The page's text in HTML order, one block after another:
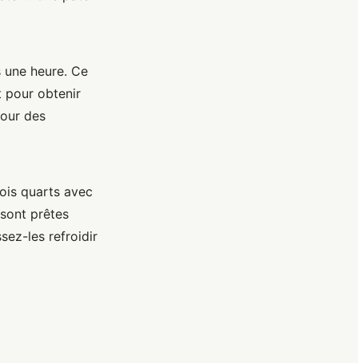
heure. Ce
pour obtenir
des
quarts avec
sont prêtes
les refroidir